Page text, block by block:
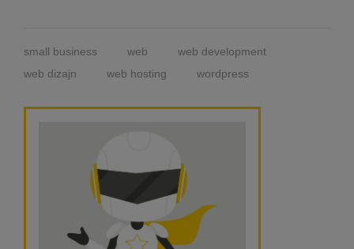
small business web
web development
web dizajn
web hosting wordpress